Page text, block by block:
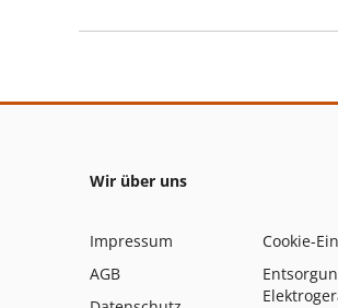
Wir über uns
Impressum
AGB
Cookie-